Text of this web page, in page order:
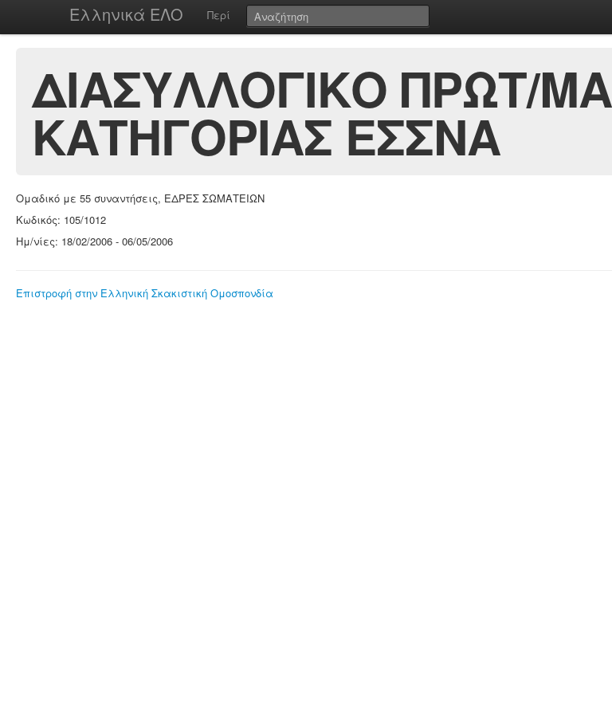
Ελληνικά ΕΛΟ Περί
ΔΙΑΣΥΛΛΟΓΙΚΟ ΠΡΩΤ/
ΚΑΤΗΓΟΡΙΑΣ ΕΣΣΝΑ
Ομαδικό με 55 συναντήσεις, ΕΔΡΕΣ ΣΩΜΑΤΕΙΩΝ
Κωδικός: 105/1012
Ημ/νίες: 18/02/2006 - 06/05/2006
Επιστροφή στην Ελληνική Σκακιστική Ομοσπονδία